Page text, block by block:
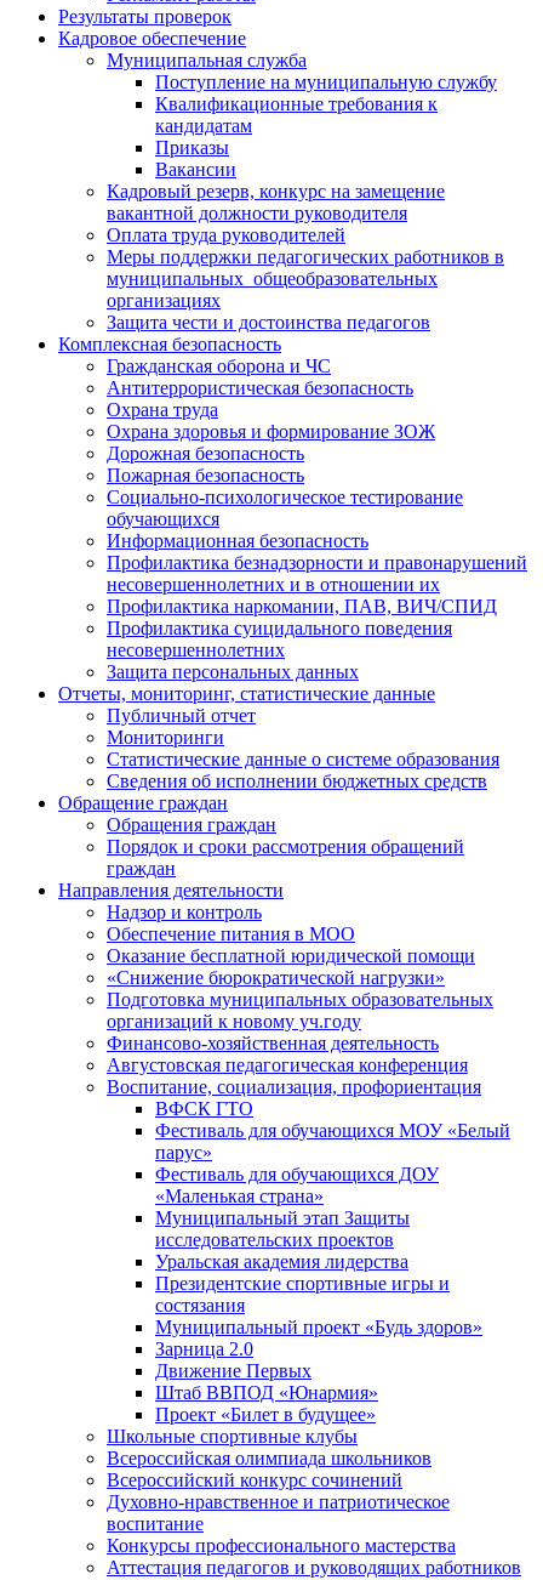
Результаты проверок
Кадровое обеспечение
Муниципальная служба
Поступление на муниципальную службу
Квалификационные требования к
кандидатам
Приказы
Вакансии
Кадровый резерв, конкурс на замещение
вакантной должности руководителя
Оплата труда руководителей
Меры поддержки педагогических работников в
муниципальных общеобразовательных
организациях
Защита чести и достоинства педагогов
Комплексная безопасность
Гражданская оборона и ЧС
Антитеррористическая безопасность
Охрана труда
Охрана здоровья и формирование ЗОЖ
Дорожная безопасность
Пожарная безопасность
Социально-психологическое тестирование
обучающихся
Информационная безопасность
Профилактика безнадзорности и правонарушений
несовершеннолетних и в отношении их
Профилактика наркомании, ПАВ, ВИЧ/СПИД
Профилактика суицидального поведения
несовершеннолетних
Защита персональных данных
Отчеты, мониторинг, статистические данные
Публичный отчет
Мониторинги
Статистические данные о системе образования
Сведения об исполнении бюджетных средств
Обращение граждан
Обращения граждан
Порядок и сроки рассмотрения обращений
граждан
Направления деятельности
Надзор и контроль
Обеспечение питания в МОО
Оказание бесплатной юридической помощи
«Снижение бюрократической нагрузки»
Подготовка муниципальных образовательных
организаций к новому уч.году
Финансово-хозяйственная деятельность
Августовская педагогическая конференция
Воспитание, социализация, профориентация
ВФСК ГТО
Фестиваль для обучающихся МОУ «Белый
парус»
Фестиваль для обучающихся ДОУ
«Маленькая страна»
Муниципальный этап Защиты
исследовательских проектов
Уральская академия лидерства
Президентские спортивные игры и
состязания
Муниципальный проект «Будь здоров»
Зарница 2.0
Движение Первых
Штаб ВВПОД «Юнармия»
Проект «Билет в будущее»
Школьные спортивные клубы
Всероссийская олимпиада школьников
Всероссийский конкурс сочинений
Духовно-нравственное и патриотическое
воспитание
Конкурсы профессионального мастерства
Аттестация педагогов и руководящих работников